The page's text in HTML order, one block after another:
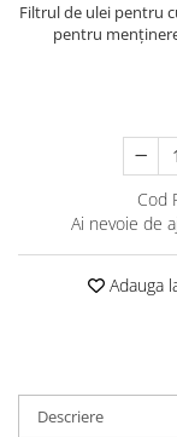
Filtrul de ulei pentru
pentru
Cod
Ai nevoie de
Adauga
Descriere